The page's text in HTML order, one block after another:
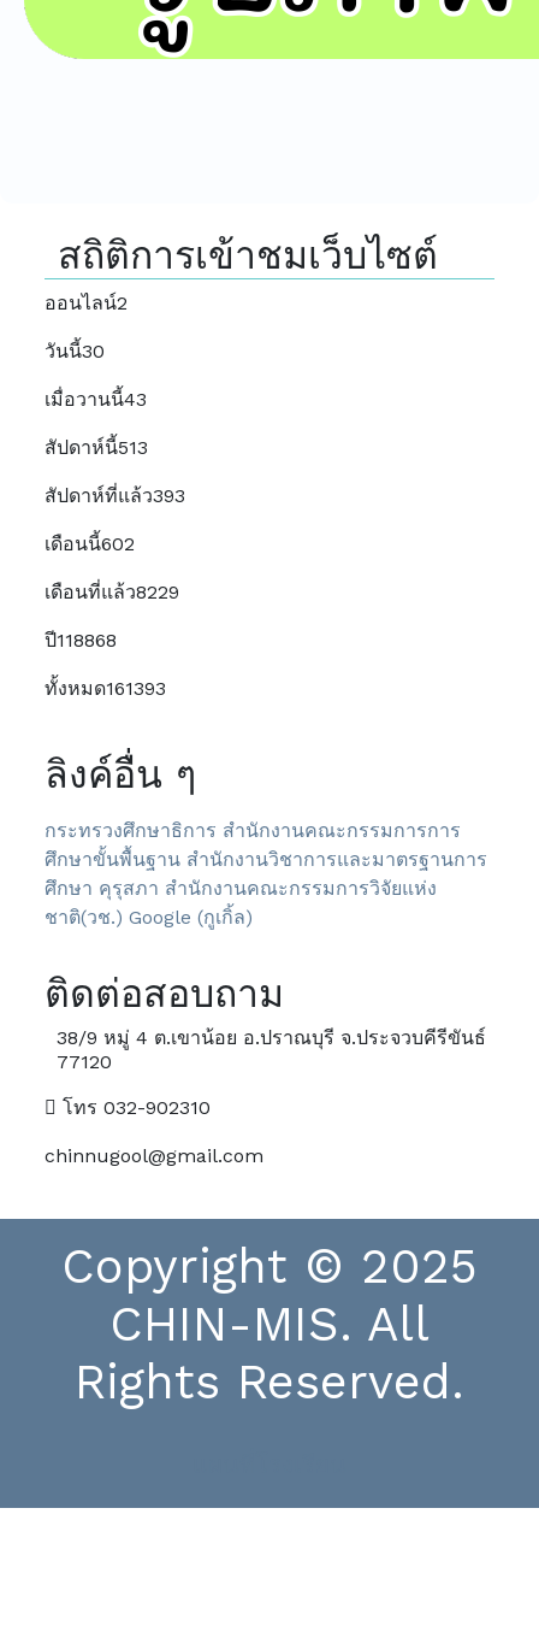
สถิติการเข้าชมเว็บไซต์
ออนไลน์2
วันนี้30
เมื่อวานนี้43
สัปดาห์นี้513
สัปดาห์ที่แล้ว393
เดือนนี้602
เดือนที่แล้ว8229
ปี118868
ทั้งหมด161393
ลิงค์อื่น ๆ
กระทรวงศึกษาธิการ สำนักงานคณะกรรมการการ
ศึกษาขั้นพื้นฐาน สำนักงานวิชาการและมาตรฐานการ
ศึกษา คุรุสภา สำนักงานคณะกรรมการวิจัยแห่ง
ชาติ(วช.) Google (กูเกิ้ล)
ติดต่อสอบถาม
38/9 หมู่ 4 ต.เขาน้อย อ.ปราณบุรี จ.ประจวบคีรีขันธ์
77120
โทร 032-902310
chinnugool@gmail.com
Copyright © 2025
CHIN-MIS. All
Rights Reserved.